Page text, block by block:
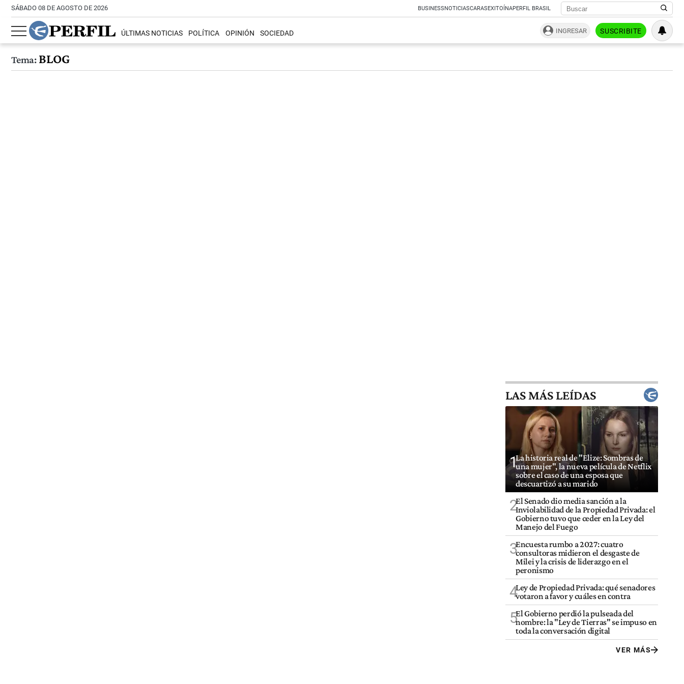
SÁBADO 08 DE AGOSTO DE 2026 BUSINESSNOTICIASCARASEXITOÍNAPERFIL BRASIL
ÚLTIMAS NOTICIAS POLÍTICA OPINIÓN SOCIEDAD INGRESAR SUSCRIBITE
Tema:BLOG
LAS MÁS LEÍDAS
1La historia real de "Elize: Sombras de
una mujer", la nueva película de Netflix
sobre el caso de una esposa que
descuartizó a su marido
2El Senado dio media sanción a la
Inviolabilidad de la Propiedad Privada: el
Gobierno tuvo que ceder en la Ley del
Manejo del Fuego
3Encuesta rumbo a 2027: cuatro
consultoras midieron el desgaste de
Milei y la crisis de liderazgo en el
peronismo
4Ley de Propiedad Privada: qué senadores
votaron a favor y cuáles en contra
5El Gobierno perdió la pulseada del
nombre: la "Ley de Tierras" se impuso en
toda la conversación digital
VER MÁS